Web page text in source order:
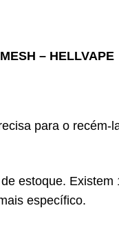
– HELLVAPE
para o recém-
estoque. Existem
específico.